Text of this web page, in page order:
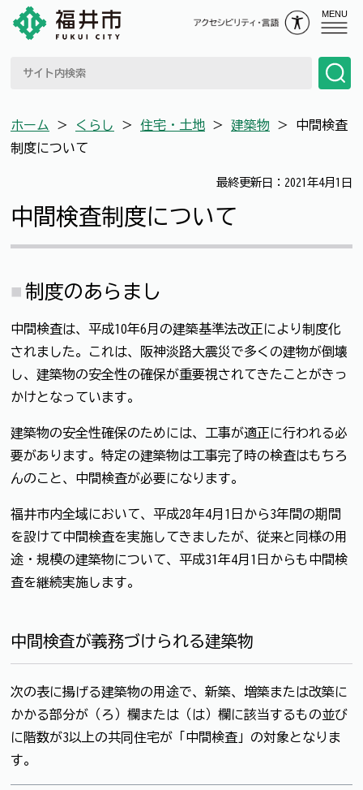
MENU
ホーム ＞ くらし ＞ 住宅・土地 ＞ 建築物 ＞ 中間検査
制度について
最終更新日：2021年4月1日
中間検査制度について
制度のあらまし
中間検査は、平成10年6月の建築基準法改正により制度化
されました。これは、阪神淡路大震災で多くの建物が倒壊
し、建築物の安全性の確保が重要視されてきたことがきっ
かけとなっています。
建築物の安全性確保のためには、工事が適正に行われる必
要があります。特定の建築物は工事完了時の検査はもちろ
んのこと、中間検査が必要になります。
福井市内全域において、平成28年4月1日から3年間の期間
を設けて中間検査を実施してきましたが、従来と同様の用
途・規模の建築物について、平成31年4月1日からも中間検
査を継続実施します。
中間検査が義務づけられる建築物
次の表に揚げる建築物の用途で、新築、増築または改築に
かかる部分が（ろ）欄または（は）欄に該当するもの並び
に階数が3以上の共同住宅が「中間検査」の対象となりま
す。